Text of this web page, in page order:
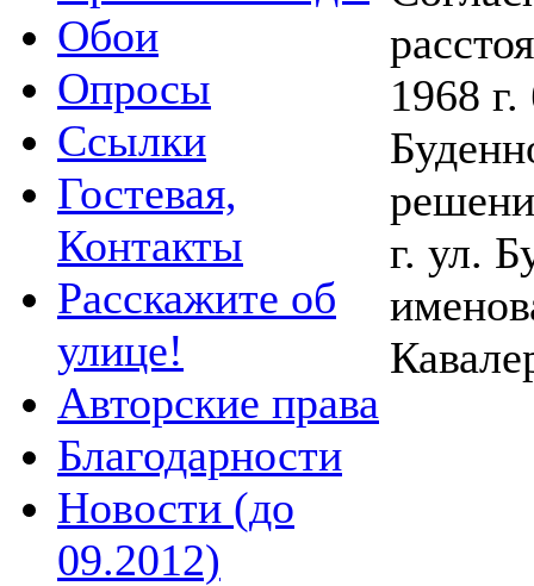
Обои
Опросы
Ссылки
Гостевая,
Контакты
Расскажите об
улице!
Авторские права
Благодарности
Новости (до
09.2012)
1968
г. ул.